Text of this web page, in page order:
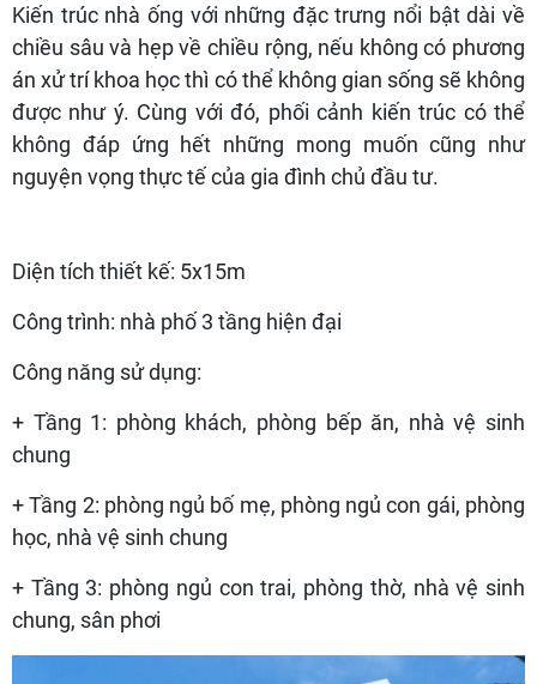
Kiến trúc nhà ống với những đặc trưng nổi bật dài về
chiều sâu và hẹp về chiều rộng, nếu không có phương
án xử trí khoa học thì có thể không gian sống sẽ không
được như ý. Cùng với đó, phối cảnh kiến trúc có thể
không đáp ứng hết những mong muốn cũng như
nguyện vọng thực tế của gia đình chủ đầu tư.
Diện tích thiết kế: 5x15m
Công trình: nhà phố 3 tầng hiện đại
Công năng sử dụng:
+ Tầng 1: phòng khách, phòng bếp ăn, nhà vệ sinh
chung
+ Tầng 2: phòng ngủ bố mẹ, phòng ngủ con gái, phòng
học, nhà vệ sinh chung
+ Tầng 3: phòng ngủ con trai, phòng thờ, nhà vệ sinh
chung, sân phơi